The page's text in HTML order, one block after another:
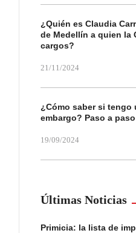
¿Quién es Claudia
de Medellín a quien la
cargos?
21/11/2024
¿Cómo saber si tengo
embargo? Paso a
19/09/2024
Últimas Noticias
Primicia: la lista de